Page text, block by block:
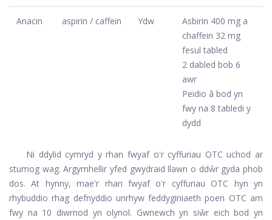
Anacin aspirin / caffein Ydw
Asbirin 400 mg a
chaffein 32 mg
fesul tabled
2 dabled bob 6
awr
Peidio â bod yn
fwy na 8 tabledi y
dydd
Ni ddylid cymryd y rhan fwyaf o'r cyffuriau OTC uchod ar
stumog wag. Argymhellir yfed gwydraid llawn o ddŵr gyda phob
dos. At hynny, mae'r rhan fwyaf o'r cyffuriau OTC hyn yn
rhybuddio rhag defnyddio unrhyw feddyginiaeth poen OTC am
fwy na 10 diwrnod yn olynol. Gwnewch yn siŵr eich bod yn